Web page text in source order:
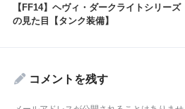
【FF14】ヘヴィ・ダークライトシリーズ
の見た目【タンク装備】
コメントを残す